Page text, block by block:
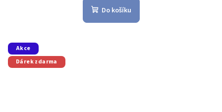
Do košíku
Akce
Dárek zdarma